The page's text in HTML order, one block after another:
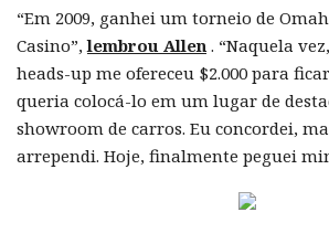
“Em 2009, ganhei um torneio de
Casino”,lembrou Allen . “Naquela
heads-up me ofereceu $2.000 para
queria colocá-lo em um lugar de
showroom de carros. Eu concordei,
arrependi. Hoje, finalmente peguei